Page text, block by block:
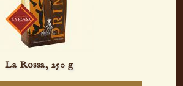
La Rossa, 250 g